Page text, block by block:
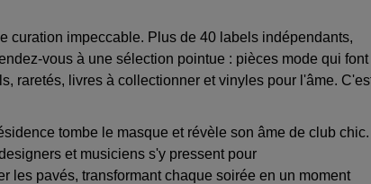
curation impeccable. Plus de 40 labels indépendants,
vous à une sélection pointue : pièces mode qui font
raretés, livres à collectionner et vinyles pour l'âme.
tombe le masque et révèle son âme de club chic.
et musiciens s'y pressent pour
les pavés, transformant chaque soirée en un moment